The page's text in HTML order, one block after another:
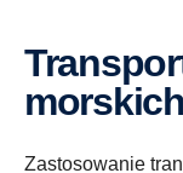
Transport kontenerów
morskich
Zastosowanie